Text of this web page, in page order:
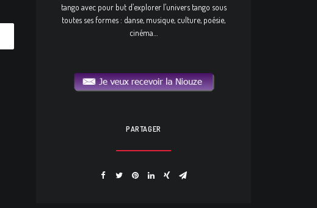
tango avec pour but d’explorer l’univers tango sous
toutes ses formes : danse, musique, culture, poésie,
cinéma…
PARTAGER